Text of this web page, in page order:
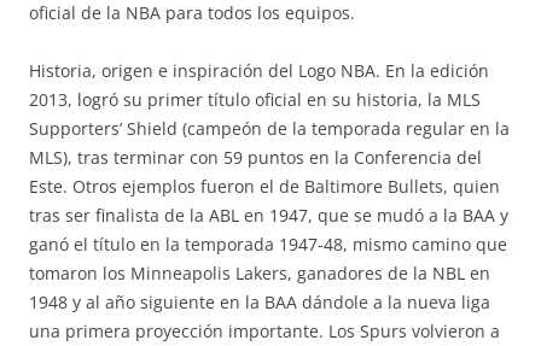
oficial de la NBA para todos los equipos.
Historia, origen e inspiración del Logo NBA. En la edición
2013, logró su primer título oficial en su historia, la MLS
Supporters’ Shield (campeón de la temporada regular en la
MLS), tras terminar con 59 puntos en la Conferencia del
Este. Otros ejemplos fueron el de Baltimore Bullets, quien
tras ser finalista de la ABL en 1947, que se mudó a la BAA y
ganó el título en la temporada 1947-48, mismo camino que
tomaron los Minneapolis Lakers, ganadores de la NBL en
1948 y al año siguiente en la BAA dándole a la nueva liga
una primera proyección importante. Los Spurs volvieron a